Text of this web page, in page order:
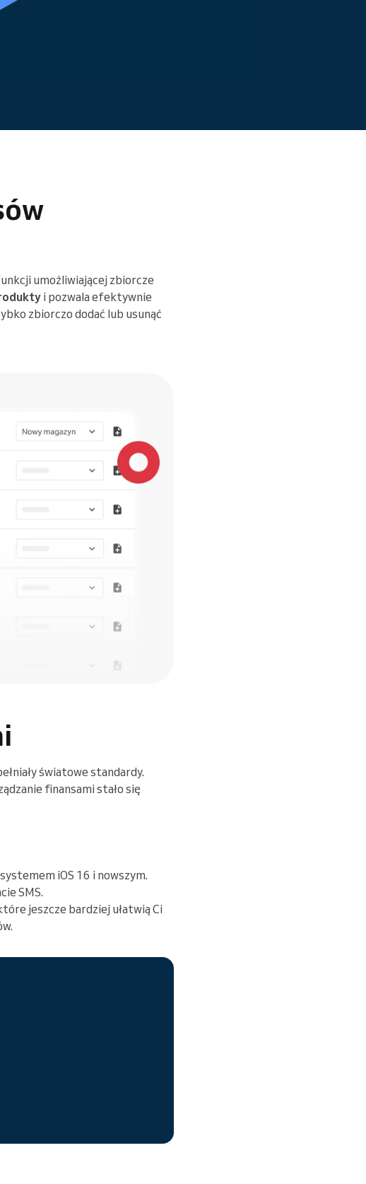
umożliwiającej zbiorcze
i pozwala efektywnie
zbiorczo dodać lub usunąć
światowe standardy.
finansami stało się
iOS 16 i nowszym.
SMS.
jeszcze bardziej ułatwią Ci